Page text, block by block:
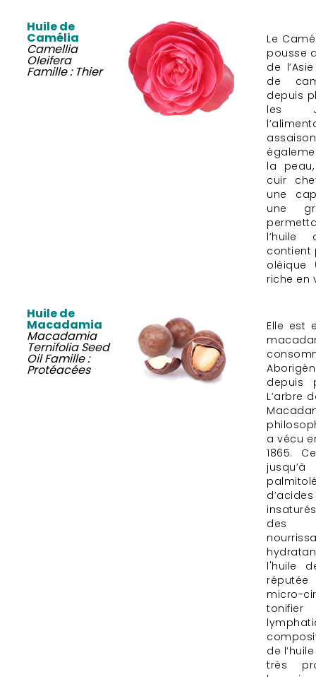
Huile de
Camélia
Camellia
Oleifera
Famille : Thier
Le
pousse
de
de
depuis
les
la
cuir
une
une
l’huile
contient
riche en
Huile de
Macadamia
Macadamia
Ternifolia Seed
Oil Famille :
Protéacées
Elle est
depuis
L’arbre
a vécu
1865.
des
l'huile
micro-
de
très